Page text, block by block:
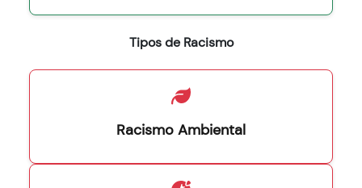
Tipos de Racismo
Racismo Ambiental